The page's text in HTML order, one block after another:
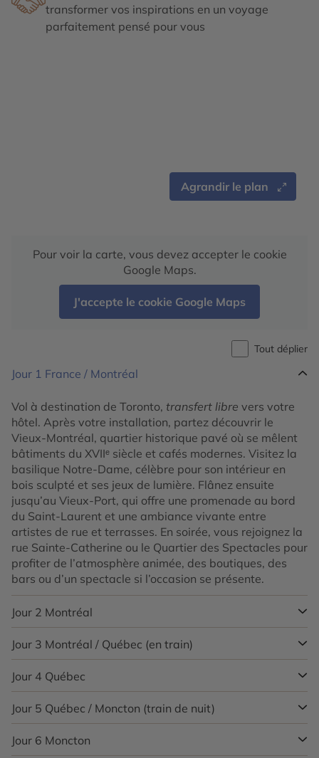
transformer vos inspirations en un voyage
parfaitement pensé pour vous
Agrandir le plan
Pour voir la carte, vous devez accepter le cookie
Google Maps.
J'accepte le cookie Google Maps
Tout déplier
Jour 1 France / Montréal
Vol à destination de Toronto, transfert libre vers votre
hôtel. Après votre installation, partez découvrir le
Vieux-Montréal, quartier historique pavé où se mêlent
bâtiments du XVIIᵉ siècle et cafés modernes. Visitez la
basilique Notre-Dame, célèbre pour son intérieur en
bois sculpté et ses jeux de lumière. Flânez ensuite
jusqu’au Vieux-Port, qui offre une promenade au bord
du Saint-Laurent et une ambiance vivante entre
artistes de rue et terrasses. En soirée, vous rejoignez la
rue Sainte-Catherine ou le Quartier des Spectacles pour
profiter de l’atmosphère animée, des boutiques, des
bars ou d’un spectacle si l’occasion se présente.
Jour 2 Montréal
Journée complète à Montréal. Le matin, montez au parc
du Mont-Royal, véritable poumon vert de la ville, pour
admirer l’un des panoramas les plus célèbres du
Québec depuis le belvédère Kondiaronk. L’air y est frais
et les chemins ombragés invitent à la promenade.
L’après-midi, découvrez le Plateau-Mont-Royal, ses
ruelles colorées, ses escaliers extérieurs
emblématiques et ses fresques murales souvent
Jour 3 Montréal / Québec (en train)
Départ en train
trois heures et permet de profiter de paysages variés
entre rivières, forêts et villages québécois. À l’arrivée,
installez-vous à votre hébergement puis partez à la
découverte du Vieux-Québec, seul quartier fortifié au
nord du Mexique. Vous passez devant le Château
Jour 4 Québec
Journée consacrée à Québec. Le matin, vous explorez la
Citadelle et les plaines d’Abraham, lieu emblématique
de l’histoire canadienne où se sont déroulées des
Jour 5 Québec / Moncton (train de nuit)
Dernière matinée libre à Québec, idéale pour une
Jour 6 Moncton